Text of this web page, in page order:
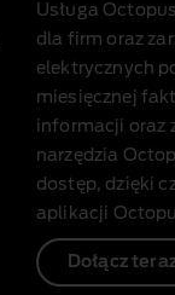
Usługa
dla firm oraz
elektrycznych
miesięcznej
informacji oraz
narzędzia
dostęp, dzięki
aplikacji
Dołącz